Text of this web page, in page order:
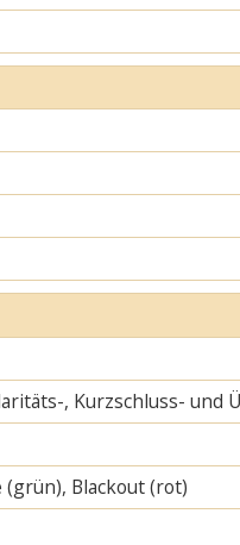
, Kurzschluss- und
Blackout (rot)